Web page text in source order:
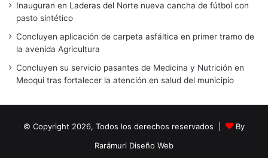
Inauguran en Laderas del Norte nueva cancha de fútbol con
pasto sintético
Concluyen aplicación de carpeta asfáltica en primer tramo de
la avenida Agricultura
Concluyen su servicio pasantes de Medicina y Nutrición en
Meoqui tras fortalecer la atención en salud del municipio
© Copyright 2026, Todos los derechos reservados |
By
Rarámuri Diseño Web